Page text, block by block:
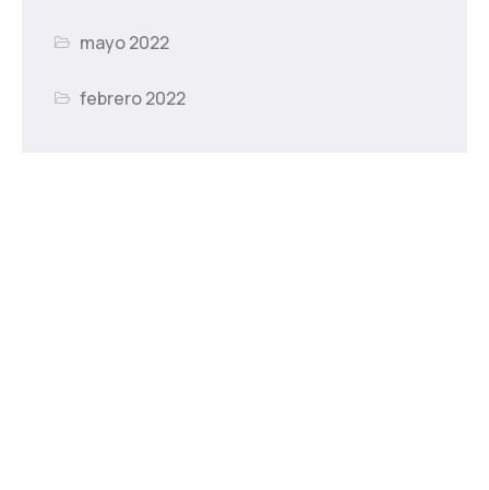
mayo 2022
febrero 2022